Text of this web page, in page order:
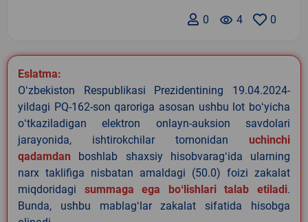
0
remove_red_eye 4
0
Eslatma:
Oʻzbekiston Respublikasi Prezidentining 19.04.2024-
yildagi PQ-162-son qaroriga asosan ushbu lot boʻyicha
oʻtkaziladigan elektron onlayn-auksion savdolari
jarayonida, ishtirokchilar tomonidan uchinchi
qadamdan boshlab shaxsiy hisobvaragʻida ularning
narx taklifiga nisbatan amaldagi (50.0) foizi zakalat
miqdoridagi summaga ega boʻlishlari talab etiladi.
Bunda, ushbu mablagʻlar zakalat sifatida hisobga